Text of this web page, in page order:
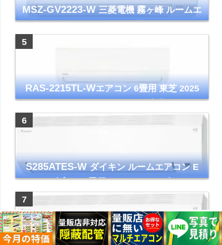
MSZ-GV2223-W三菱電機 霧ヶ峰 ルームエ
アコン GVシリーズ おもに6畳用 ピュアホワ
RAS-2215TL-Wエアコン 6畳用 東芝 2025
年モデル TLシリーズ ホワイト 壁掛け クーラ
ー コンパクト 清潔
S285ATES-Wダイキン ルームエアコン E
シリーズ 主に10畳用 ホワイト 2025年モデル
コンパクトモデル ストリーマ